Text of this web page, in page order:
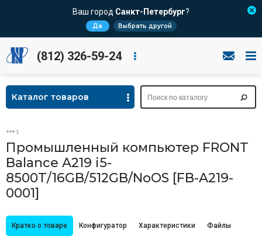
Ваш город Санкт-Петербург?
Да Выбрать другой
(812) 326-59-24
Каталог товаров
Промышленный компьютер FRONT
Balance A219 i5-
8500T/16GB/512GB/NoOS [FB-A219-
0001]
Кратко о товаре Конфигуратор Характеристики Файлы